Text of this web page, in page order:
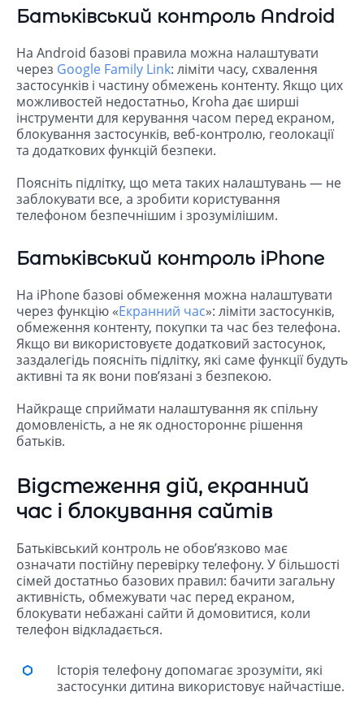
Батьківський контроль Android
На Android базові правила можна налаштувати
через Google Family Link: ліміти часу, схвалення
застосунків і частину обмежень контенту. Якщо цих
можливостей недостатньо, Kroha дає ширші
інструменти для керування часом перед екраном,
блокування застосунків, веб-контролю, геолокації
та додаткових функцій безпеки.
Поясніть підлітку, що мета таких налаштувань — не
заблокувати все, а зробити користування
телефоном безпечнішим і зрозумілішим.
Батьківський контроль iPhone
На iPhone базові обмеження можна налаштувати
через функцію «Екранний час»: ліміти застосунків,
обмеження контенту, покупки та час без телефона.
Якщо ви використовуєте додатковий застосунок,
заздалегідь поясніть підлітку, які саме функції будуть
активні та як вони пов’язані з безпекою.
Найкраще сприймати налаштування як спільну
домовленість, а не як одностороннє рішення
батьків.
Відстеження дій, екранний
час і блокування сайтів
Батьківський контроль не обов’язково має
означати постійну перевірку телефону. У більшості
сімей достатньо базових правил: бачити загальну
активність, обмежувати час перед екраном,
блокувати небажані сайти й домовитися, коли
телефон відкладається.
Історія телефону допомагає зрозуміти, які
застосунки дитина використовує найчастіше.